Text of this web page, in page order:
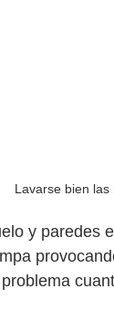
Lavarse bien
y paredes